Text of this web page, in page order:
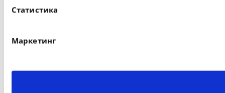
Статистика
Маркетинг